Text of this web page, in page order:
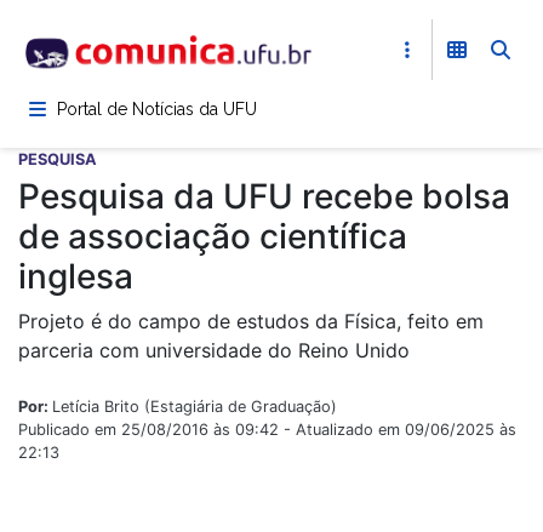
para
conteúdoPortal de Notícias da UFU
PESQUISA
Pesquisa da UFU recebe bolsa
de associação científica
inglesa
Projeto é do campo de estudos da Física, feito em
parceria com universidade do Reino Unido
Por: Letícia Brito (Estagiária de Graduação)
Publicado em 25/08/2016 às 09:42 - Atualizado em 09/06/2025 às
22:13